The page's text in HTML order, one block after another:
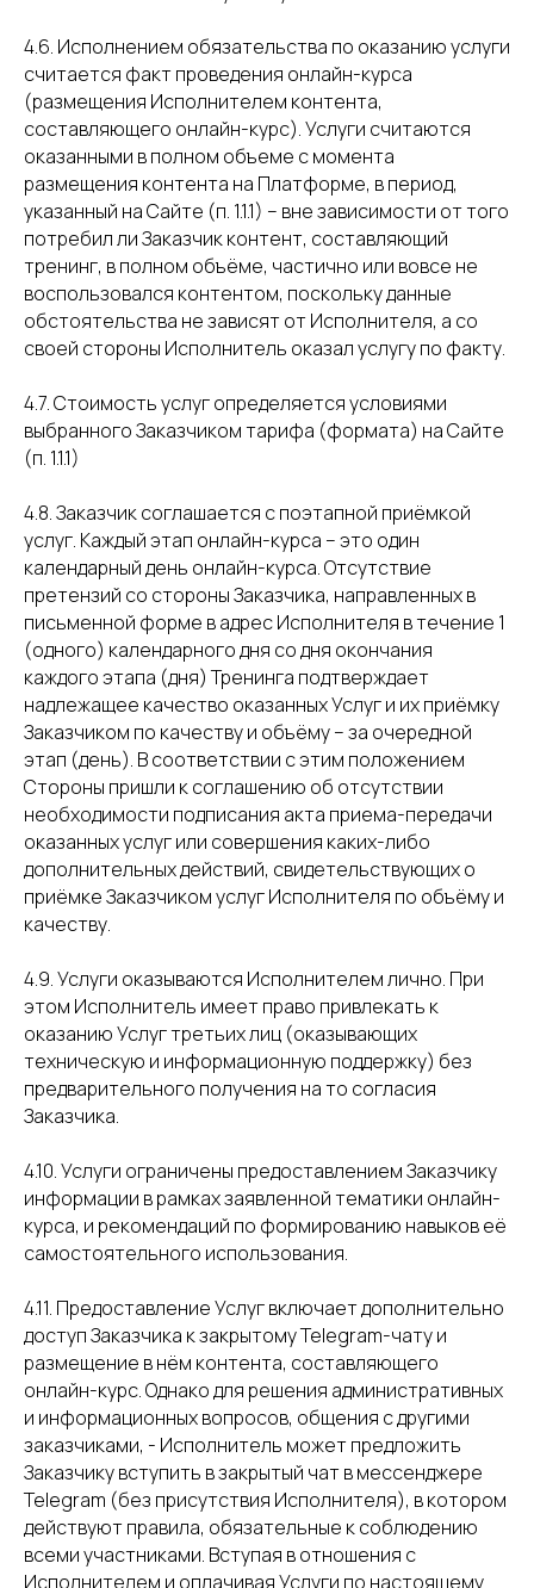
4.6. Исполнением обязательства по оказанию услуги
считается факт проведения онлайн-курса
(размещения Исполнителем контента,
составляющего онлайн-курс). Услуги считаются
оказанными в полном объеме с момента
размещения контента на Платформе, в период,
указанный на Сайте (п. 1.1.1) – вне зависимости от того
потребил ли Заказчик контент, составляющий
тренинг, в полном объёме, частично или вовсе не
воспользовался контентом, поскольку данные
обстоятельства не зависят от Исполнителя, а со
своей стороны Исполнитель оказал услугу по факту.
4.7. Стоимость услуг определяется условиями
выбранного Заказчиком тарифа (формата) на Сайте
(п. 1.1.1)
4.8. Заказчик соглашается с поэтапной приёмкой
услуг. Каждый этап онлайн-курса – это один
календарный день онлайн-курса. Отсутствие
претензий со стороны Заказчика, направленных в
письменной форме в адрес Исполнителя в течение 1
(одного) календарного дня со дня окончания
каждого этапа (дня) Тренинга подтверждает
надлежащее качество оказанных Услуг и их приёмку
Заказчиком по качеству и объёму – за очередной
этап (день). В соответствии с этим положением
Стороны пришли к соглашению об отсутствии
необходимости подписания акта приема-передачи
оказанных услуг или совершения каких-либо
дополнительных действий, свидетельствующих о
приёмке Заказчиком услуг Исполнителя по объёму и
качеству.
4.9. Услуги оказываются Исполнителем лично. При
этом Исполнитель имеет право привлекать к
оказанию Услуг третьих лиц (оказывающих
техническую и информационную поддержку) без
предварительного получения на то согласия
Заказчика.
4.10. Услуги ограничены предоставлением Заказчику
информации в рамках заявленной тематики онлайн-
курса, и рекомендаций по формированию навыков её
самостоятельного использования.
4.11. Предоставление Услуг включает дополнительно
доступ Заказчика к закрытому Telegram-чату и
размещение в нём контента, составляющего
онлайн-курс. Однако для решения административных
и информационных вопросов, общения с другими
заказчиками, - Исполнитель может предложить
Заказчику вступить в закрытый чат в мессенджере
Telegram (без присутствия Исполнителя), в котором
действуют правила, обязательные к соблюдению
всеми участниками. Вступая в отношения с
Исполнителем и оплачивая Услуги по настоящему